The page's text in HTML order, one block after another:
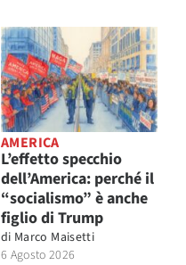
AMERICA
L’effetto specchio
dell’America: perché il
“socialismo” è anche
figlio di Trump
di Marco Maisetti
6 Agosto 2026